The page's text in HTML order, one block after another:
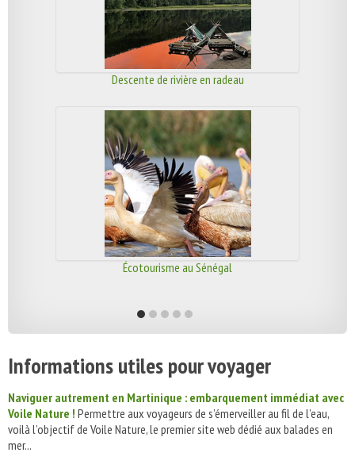
Descente de rivière en radeau
Écotourisme au Sénégal
Informations utiles pour voyager
Naviguer autrement en Martinique : embarquement immédiat avec
Voile Nature ! Permettre aux voyageurs de s’émerveiller au fil de l’eau,
voilà l’objectif de Voile Nature, le premier site web dédié aux balades en
mer...